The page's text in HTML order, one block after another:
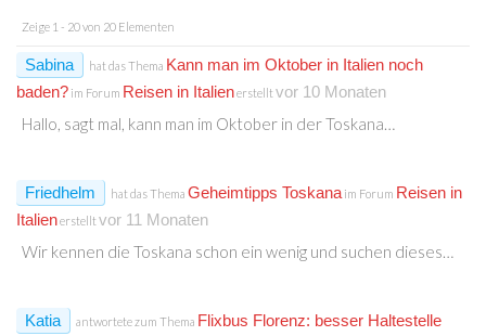
Zeige 1 - 20 von 20 Elementen
Sabina hat das Thema Kann man im Oktober in Italien noch
baden? im Forum Reisen in Italienerstellt vor 10 Monaten
Hallo, sagt mal, kann man im Oktober in der Toskana…
Friedhelm hat das Thema Geheimtipps Toskana im Forum Reisen in
Italienerstellt vor 11 Monaten
Wir kennen die Toskana schon ein wenig und suchen dieses…
Katia antwortete zum Thema Flixbus Florenz: besser Haltestelle